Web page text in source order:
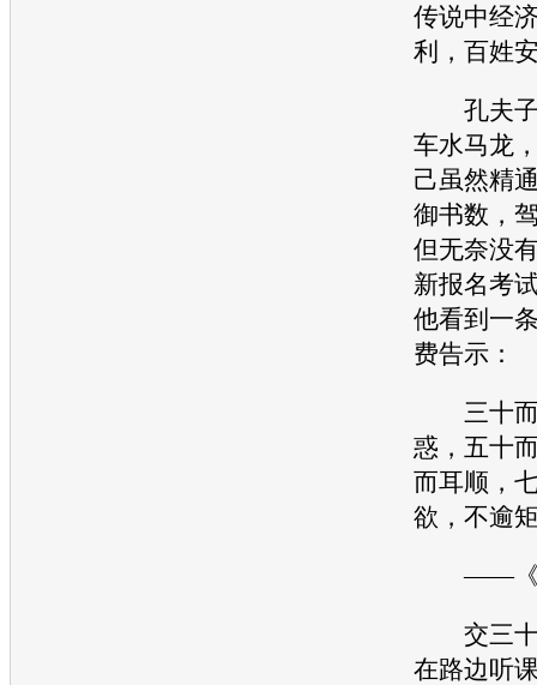
传说中经
利，百姓
孔夫子
车水马龙
己虽然精
御书数，
但无奈没
新报名考
他看到一
费告示：
三十而
惑，五十
而耳顺，
欲，不逾
——《论
交三十
在路边听